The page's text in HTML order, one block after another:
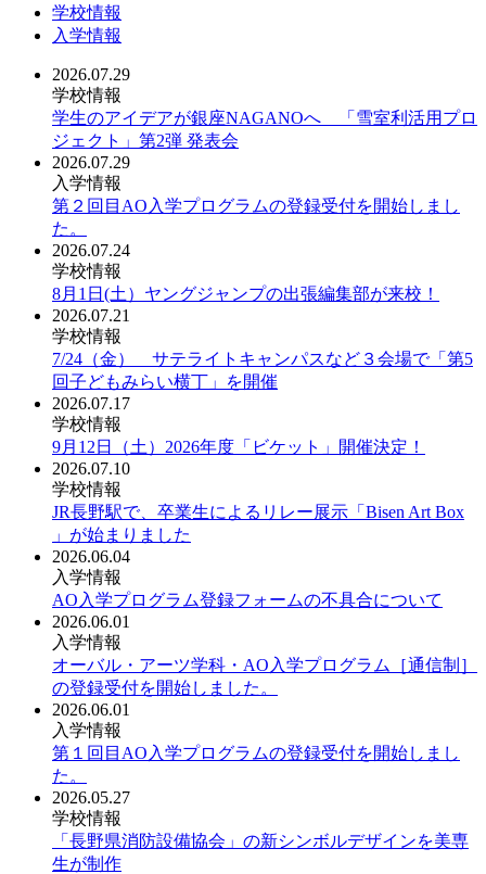
学校情報
入学情報
2026.07.29
学校情報
学生のアイデアが銀座NAGANOへ 「雪室利活用プロ
ジェクト」第2弾 発表会
2026.07.29
入学情報
第２回目AO入学プログラムの登録受付を開始しまし
た。
2026.07.24
学校情報
8月1日(土）ヤングジャンプの出張編集部が来校！
2026.07.21
学校情報
7/24（金） サテライトキャンパスなど３会場で「第5
回子どもみらい横丁」を開催
2026.07.17
学校情報
9月12日（土）2026年度「ビケット」開催決定！
2026.07.10
学校情報
JR長野駅で、卒業生によるリレー展示「Bisen Art Box
」が始まりました
2026.06.04
入学情報
AO入学プログラム登録フォームの不具合について
2026.06.01
入学情報
オーバル・アーツ学科・AO入学プログラム［通信制］
の登録受付を開始しました。
2026.06.01
入学情報
第１回目AO入学プログラムの登録受付を開始しまし
た。
2026.05.27
学校情報
「長野県消防設備協会」の新シンボルデザインを美専
生が制作